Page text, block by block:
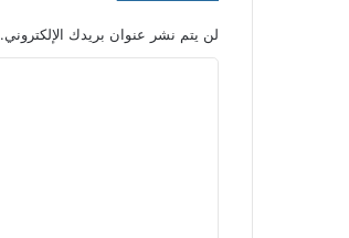
لن يتم نشر عنوان بريدك الإلكتروني.